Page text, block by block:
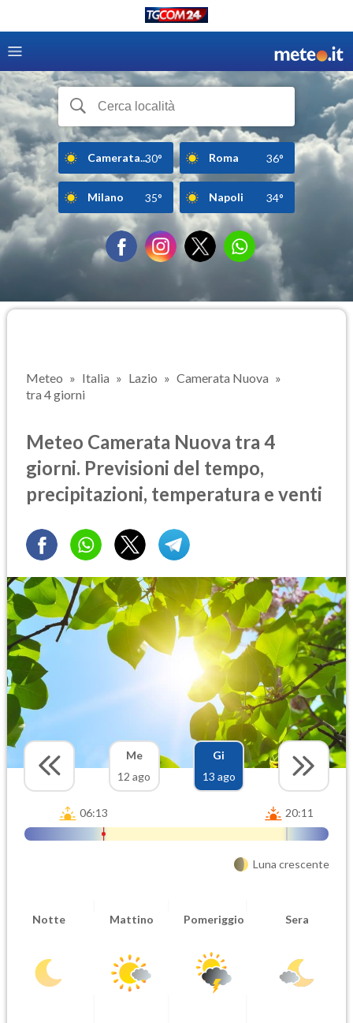
Camerata...30° Roma 36°
Milano 35° Napoli 34°
Meteo Italia Lazio
Camerata Nuova
tra 4 giorni
Meteo Camerata Nuova tra 4
giorni. Previsioni del tempo,
precipitazioni, temperatura e venti
Me
12 ago
Gi
13 ago
06:13 20:11
Luna crescente
Notte Mattino Pomeriggio Sera